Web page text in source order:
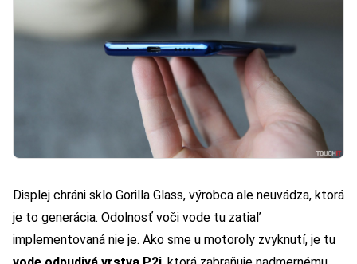
Displej chráni sklo Gorilla Glass, výrobca ale neuvádza, ktorá
je to generácia. Odolnosť voči vode tu zatiaľ
implementovaná nie je. Ako sme u motoroly zvyknutí, je tu